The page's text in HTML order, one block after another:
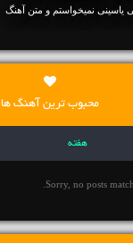
یاسینی نمیخواستم و متن آهنگ
محبوب ترین آهنگ ها
هفته
Sorry, no posts